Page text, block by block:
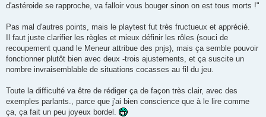
d'astéroide se rapproche, va falloir vous bouger sinon on est tous morts !"
Pas mal d'autres points, mais le playtest fut très fructueux et apprécié.
Il faut juste clarifier les règles et mieux définir les rôles (souci de
recoupement quand le Meneur attribue des pnjs), mais ça semble pouvoir
fonctionner plutôt bien avec deux -trois ajustements, et ça suscite un
nombre invraisemblable de situations cocasses au fil du jeu.
Toute la difficulté va être de rédiger ça de façon très clair, avec des
exemples parlants., parce que j'ai bien conscience que à le lire comme
ça, ça fait un peu joyeux bordel.